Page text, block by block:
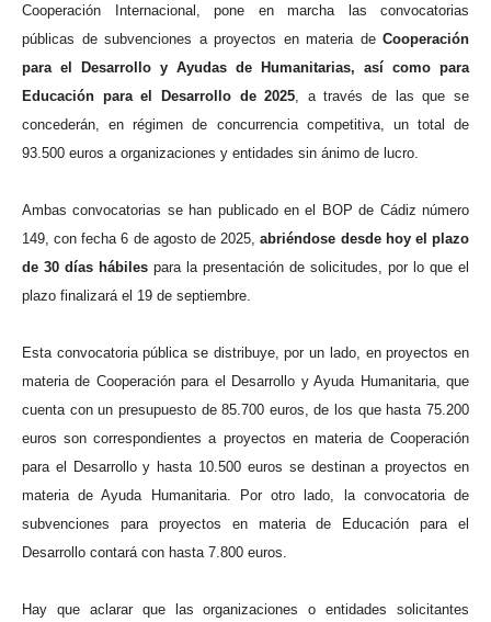
Cooperación Internacional, pone en marcha las convocatorias
públicas de subvenciones a proyectos en materia deCooperación
para el Desarrollo y Ayudas de Humanitarias, así como para
Educación para el Desarrollo de 2025 , a través de las que se
concederán, en régimen de concurrencia competitiva, un total de
93.500 euros a organizaciones y entidades sin ánimo de lucro.
Ambas convocatorias se han publicado en el BOP de Cádiz número
149, con fecha 6 de agosto de 2025,abriéndose desde hoy el plazo
de 30 días hábiles para la presentación de solicitudes, por lo que el
plazo finalizará el 19 de septiembre.
Esta convocatoria pública se distribuye, por un lado, en proyectos en
materia de Cooperación para el Desarrollo y Ayuda Humanitaria, que
cuenta con un presupuesto de 85.700 euros, de los que hasta 75.200
euros son correspondientes a proyectos en materia de Cooperación
para el Desarrollo y hasta 10.500 euros se destinan a proyectos en
materia de Ayuda Humanitaria. Por otro lado, la convocatoria de
subvenciones para proyectos en materia de Educación para el
Desarrollo contará con hasta 7.800 euros.
Hay que aclarar que las organizaciones o entidades solicitantes